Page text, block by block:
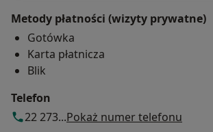
Metody płatności (wizyty prywatne)
Gotówka
Karta płatnicza
Blik
Telefon
22 273...Pokaż numer telefonu